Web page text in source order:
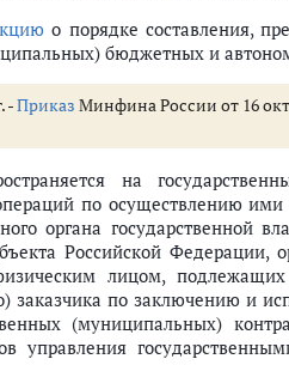
о порядке составления,
бюджетных и
-Приказ Минфина России от 16
на
по осуществлению ими
органа государственной
Российской
лицом,
заказчика по заключению и
(муниципальных)
управления